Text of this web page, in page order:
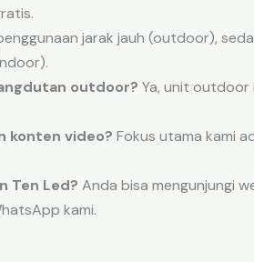
jarak jauh (outdoor),
outdoor? Ya, unit outdoor
konten video? Fokus utama kami
Ten Led? Anda bisa mengunjungi
kami.